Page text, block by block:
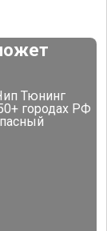
Тюнинг
городах РФ